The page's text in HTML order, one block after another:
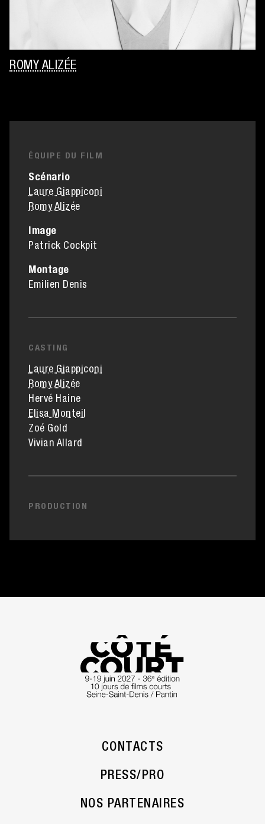
ROMY ALIZÉE
ÉQUIPE DU FILM
Scénario
Laure Giappiconi
Romy Alizée
Image
Patrick Cockpit
Montage
Emilien Denis
CASTING
Laure Giappiconi
Romy Alizée
Hervé Haine
Elisa Monteil
Zoé Gold
Vivian Allard
PRODUCTION
CONTACTS
PRESS/PRO
NOS PARTENAIRES